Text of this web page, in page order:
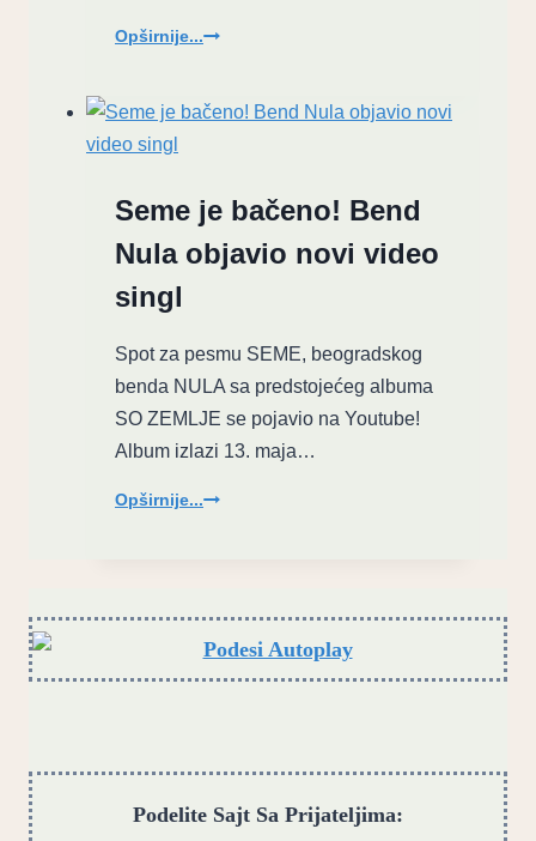
Opširnije...Pioniri
Kraftwerk
Beograd
Seme je bačeno! Bend
Nula objavio novi video
singl
Spot za pesmu SEME, beogradskog
benda NULA sa predstojećeg albuma
SO ZEMLJE se pojavio na Youtube!
Album izlazi 13. maja…
Opširnije...Seme
novi
Podelite Sajt Sa Prijateljima: